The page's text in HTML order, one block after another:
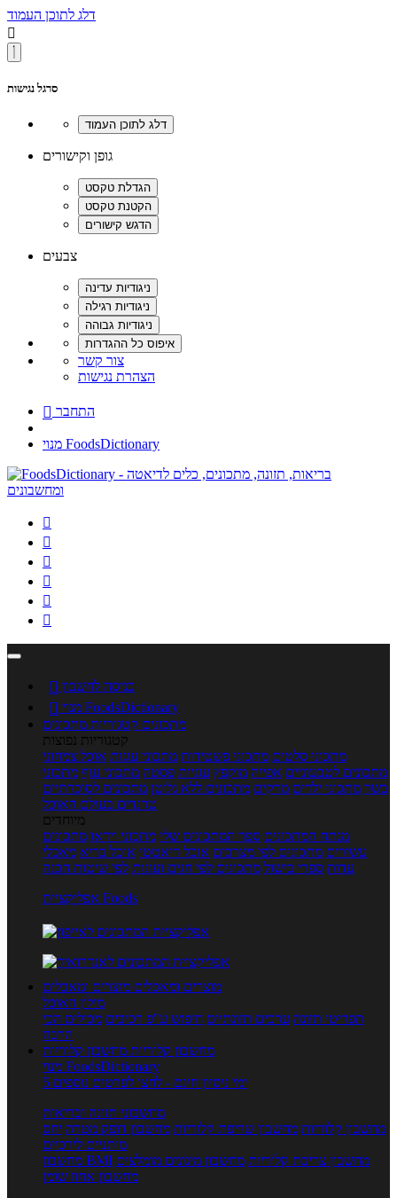
דלג לתוכן העמוד

סרגל נגישות
גופן וקישורים
צבעים
צור קשר
הצהרת נגישות
 התחבר
מנוי FoodsDictionary






 כניסה לחשבון

מנוי FoodsDictionary
מתכונים קטגוריות מתכונים
קטגוריות נפוצות
מתכוני סלטים מתכוני פשטידות מתכוני עוגות אוכל צמחוני
מתכונים לטבעוניים אפייה מוקפץ עוגיות פסטה מתכוני עוף מתכוני
בשר מתכוני ילדים מרקים מתכונים ללא גלוטן מתכונים לסוכרתיים
טרנדים בעולם האוכל
מיוחדים
מנתח המתכונים ספר המתכונים שלי מתכוני וידאו מתכונים
עשירים מתכונים לפי מצרכים אוכל דיאטטי אוכל בריא מאכלי
עדות ספרי בישול מתכונים לפי חגים ועונות לפי שיטות הכנה
אפליקציית Foods
מוצרים ומאכלים מוצרים ומאכלים
מילון האוכל
תפריטי תזונה ערכים תזונתיים חיפוש ע"פ רכיבים מכילים הכי
הרבה
מחשבון קלוריות מחשבון קלוריות
מנוי FoodsDictionary
5 ימי ניסיון חינם - לחצו לפרטים נוספים
מחשבוני תזונה ובריאות
מחשבון קלוריות מחשבון שריפת קלוריות מחשבון דופק מטרה יחס
מותניים לירכיים
מחשבון BMI
מחשבון צריכת קלוריות מחשבון מינונים מומלצים
מחשבון אחוז שומן